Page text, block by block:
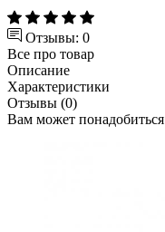
Отзывы: 0
Все про товар
Описание
Характеристики
Отзывы (0)
Вам может понадобиться